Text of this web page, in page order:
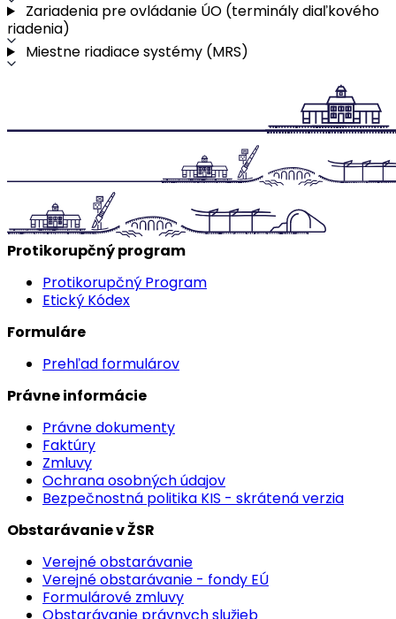
Zariadenia pre ovládanie ÚO (terminály diaľkového
riadenia)
Miestne riadiace systémy (MRS)
Protikorupčný program
Protikorupčný Program
Etický Kódex
Formuláre
Prehľad formulárov
Právne informácie
Právne dokumenty
Faktúry
Zmluvy
Ochrana osobných údajov
Bezpečnostná politika KIS - skrátená verzia
Obstarávanie v ŽSR
Verejné obstarávanie
Verejné obstarávanie - fondy EÚ
Formulárové zmluvy